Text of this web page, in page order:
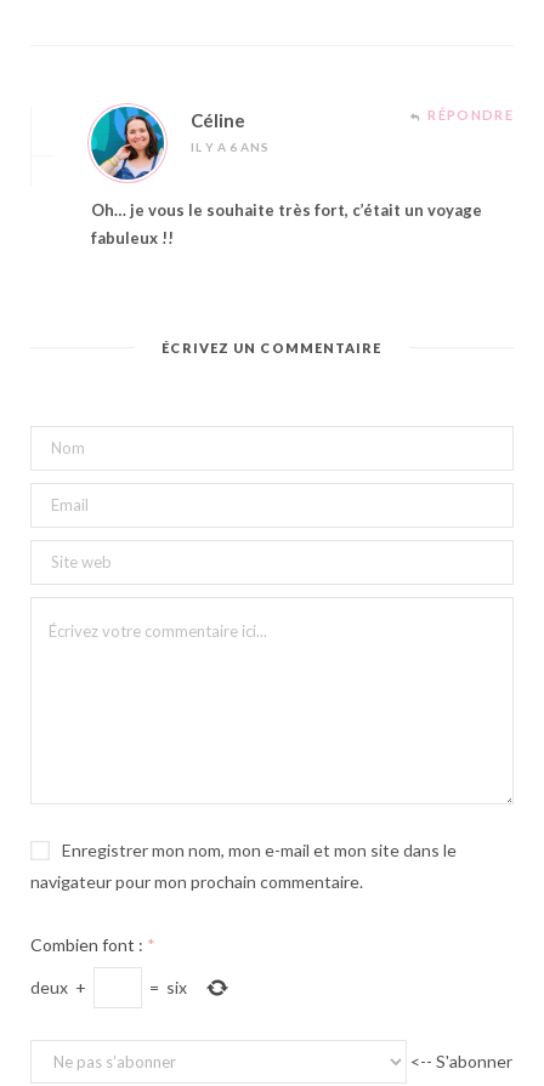
Céline
IL Y A 6 ANS
RÉPONDRE
Oh… je vous le souhaite très fort, c’était un voyage
fabuleux !!
ÉCRIVEZ UN COMMENTAIRE
Enregistrer mon nom, mon e-mail et mon site dans le
navigateur pour mon prochain commentaire.
Combien font : *
deux + = six
<-- S'abonner